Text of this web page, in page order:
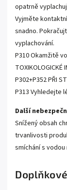
opatrně
Vyjměte kontaktní
snadno. Pokrač
vyplachování.
P310Okamžitě
TOXIKOLOGICKÉ
P302+P352PŘI
P313 Vyhledejte l
Další
Snížený obsah
trvanlivosti
smíchání s